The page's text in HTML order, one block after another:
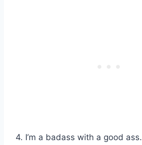
4. I’m a badass with a good ass.